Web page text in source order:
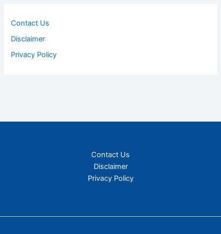
Contact Us
Disclaimer
Privacy Policy
Contact Us
Disclaimer
Privacy Policy